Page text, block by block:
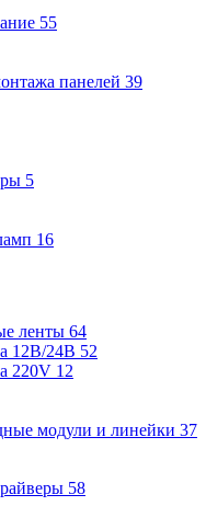
55
панелей 39
5
16
ленты 64
12В/24В 52
220V 12
модули и линейки 37
58